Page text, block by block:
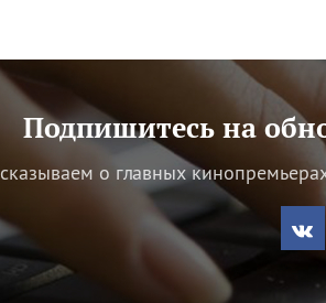
Подпишитесь на
о главных